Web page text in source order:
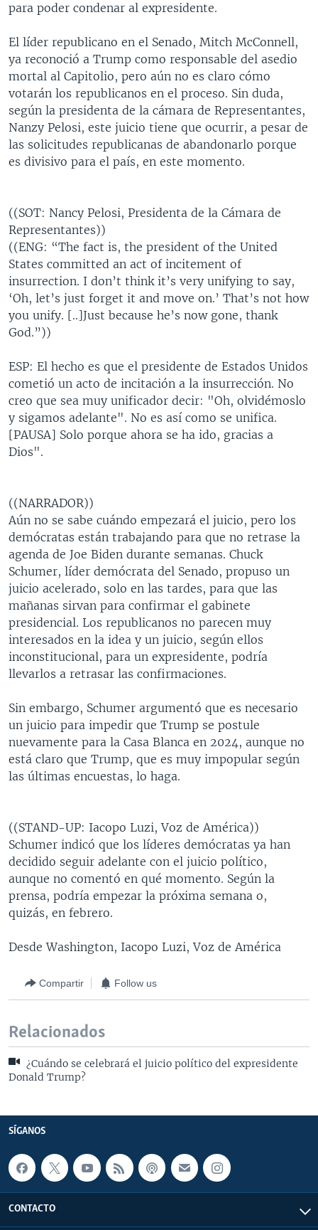
para poder condenar al expresidente.
El líder republicano en el Senado, Mitch McConnell,
ya reconoció a Trump como responsable del asedio
mortal al Capitolio, pero aún no es claro cómo
votarán los republicanos en el proceso. Sin duda,
según la presidenta de la cámara de Representantes,
Nanzy Pelosi, este juicio tiene que ocurrir, a pesar de
las solicitudes republicanas de abandonarlo porque
es divisivo para el país, en este momento.
((SOT: Nancy Pelosi, Presidenta de la Cámara de
Representantes))
((ENG: “The fact is, the president of the United
States committed an act of incitement of
insurrection. I don’t think it’s very unifying to say,
‘Oh, let’s just forget it and move on.’ That’s not how
you unify. [..]Just because he’s now gone, thank
God.”))
ESP: El hecho es que el presidente de Estados Unidos
cometió un acto de incitación a la insurrección. No
creo que sea muy unificador decir: "Oh, olvidémoslo
y sigamos adelante". No es así como se unifica.
[PAUSA] Solo porque ahora se ha ido, gracias a
Dios".
((NARRADOR))
Aún no se sabe cuándo empezará el juicio, pero los
demócratas están trabajando para que no retrase la
agenda de Joe Biden durante semanas. Chuck
Schumer, líder demócrata del Senado, propuso un
juicio acelerado, solo en las tardes, para que las
mañanas sirvan para confirmar el gabinete
presidencial. Los republicanos no parecen muy
interesados en la idea y un juicio, según ellos
inconstitucional, para un expresidente, podría
llevarlos a retrasar las confirmaciones.
Sin embargo, Schumer argumentó que es necesario
un juicio para impedir que Trump se postule
nuevamente para la Casa Blanca en 2024, aunque no
está claro que Trump, que es muy impopular según
las últimas encuestas, lo haga.
((STAND-UP: Iacopo Luzi, Voz de América))
Schumer indicó que los líderes demócratas ya han
decidido seguir adelante con el juicio político,
aunque no comentó en qué momento. Según la
prensa, podría empezar la próxima semana o,
quizás, en febrero.
Desde Washington, Iacopo Luzi, Voz de América
Compartir Follow us
Relacionados
¿Cuándo se celebrará el juicio político del expresidente
Donald Trump?
SÍGANOS
CONTACTO